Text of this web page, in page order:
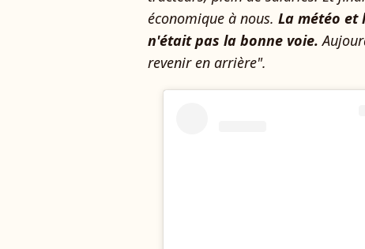
économique à nous. La météo et
n'était pas la bonne voie.
revenir en arrière".